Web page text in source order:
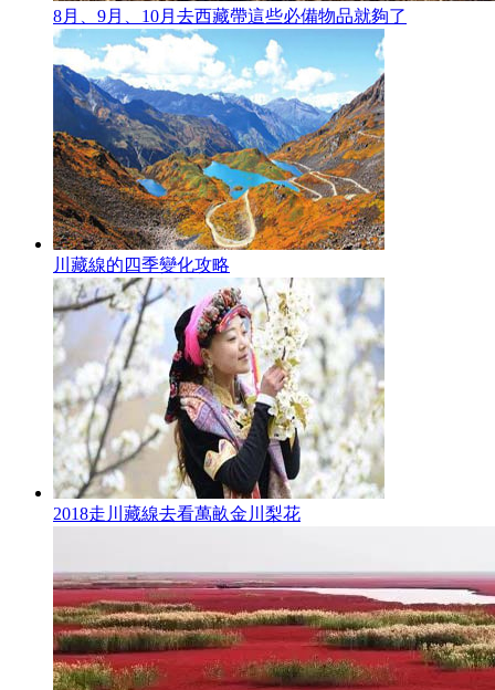
8月、9月、10月去西藏帶這些必備物品就夠了
川藏線的四季變化攻略
2018走川藏線去看萬畝金川梨花